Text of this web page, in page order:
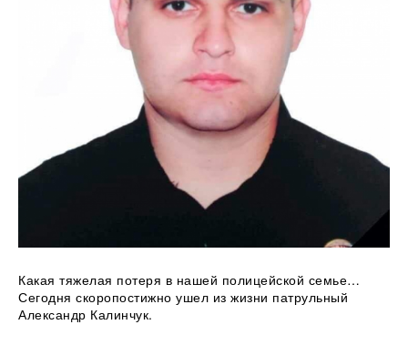
Какая тяжелая потеря в нашей полицейской семье…
Сегодня скоропостижно ушел из жизни патрульный
Александр Калинчук.